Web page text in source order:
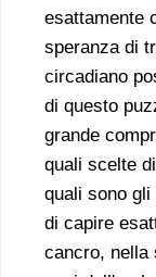
esattamente
speranza di
circadiano
di questo
grande
quali scelte
quali sono
di capire
cancro, nella